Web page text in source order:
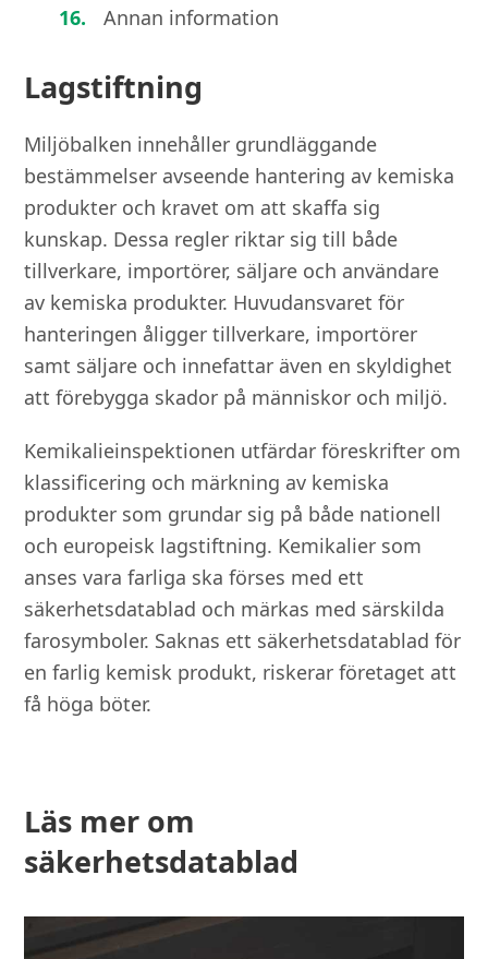
Annan information
Lagstiftning
Miljöbalken innehåller grundläggande
bestämmelser avseende hantering av kemiska
produkter och kravet om att skaffa sig
kunskap. Dessa regler riktar sig till både
tillverkare, importörer, säljare och användare
av kemiska produkter. Huvudansvaret för
hanteringen åligger tillverkare, importörer
samt säljare och innefattar även en skyldighet
att förebygga skador på människor och miljö.
Kemikalieinspektionen utfärdar föreskrifter om
klassificering och märkning av kemiska
produkter som grundar sig på både nationell
och europeisk lagstiftning. Kemikalier som
anses vara farliga ska förses med ett
säkerhetsdatablad och märkas med särskilda
farosymboler. Saknas ett säkerhetsdatablad för
en farlig kemisk produkt, riskerar företaget att
få höga böter.
Läs mer om
säkerhetsdatablad